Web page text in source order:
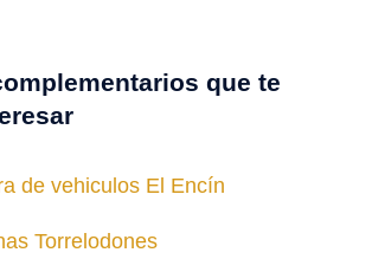
que te
de vehiculos El Encín
Torrelodones